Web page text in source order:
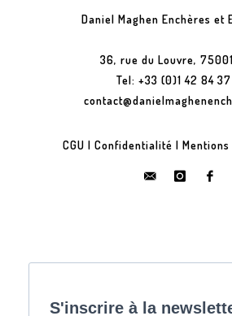
Daniel Maghen Enchères et
36, rue du Louvre,
Tel: +33 (0)1 42 84
CGU | Confidentialité |